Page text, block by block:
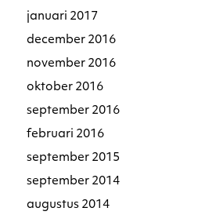
januari 2017
december 2016
november 2016
oktober 2016
september 2016
februari 2016
september 2015
september 2014
augustus 2014